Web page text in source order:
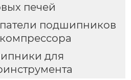
печей
подшипников
для